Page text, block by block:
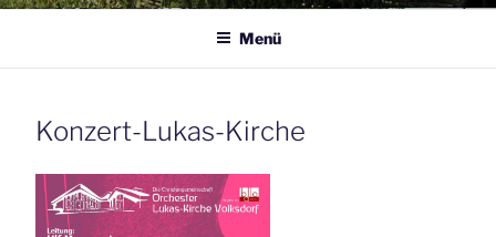
Menü
Konzert-Lukas-Kirche